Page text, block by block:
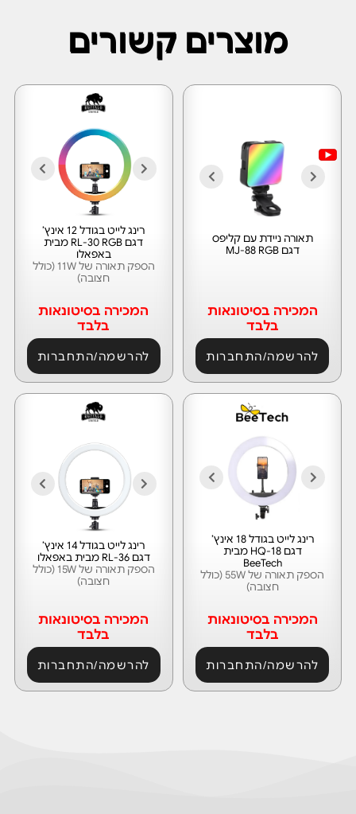
מוצרים קשורים
תאורה ניידת עם קליפס
דגם MJ-88 RGB
המכירה בסיטונאות
בלבד
להרשמה/התחברות
הספק תאורה של 11W (כולל
חצובה)
רינג לייט בגודל 12 אינץ’
דגם RL-30 RGB מבית
באפאלו
המכירה בסיטונאות
בלבד
להרשמה/התחברות
הספק תאורה של 55W (כולל
חצובה)
רינג לייט בגודל 18 אינץ’
דגם HQ-18 מבית
BeeTech
המכירה בסיטונאות
בלבד
להרשמה/התחברות
הספק תאורה של 15W (כולל
חצובה)
רינג לייט בגודל 14 אינץ’
דגם RL-36 מבית באפאלו
המכירה בסיטונאות
בלבד
להרשמה/התחברות